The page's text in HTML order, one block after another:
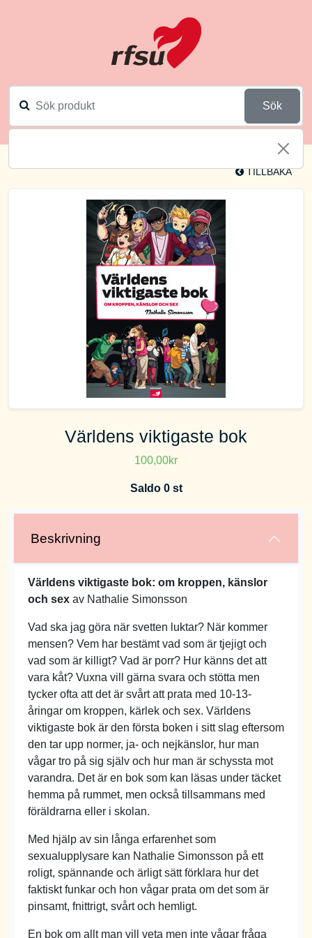
Sök
TILLBAKA
Världens viktigaste bok
100,00kr
Saldo 0 st
Beskrivning
Världens viktigaste bok: om kroppen, känslor
och sex av Nathalie Simonsson
Vad ska jag göra när svetten luktar? När kommer
mensen? Vem har bestämt vad som är tjejigt och
vad som är killigt? Vad är porr? Hur känns det att
vara kåt? Vuxna vill gärna svara och stötta men
tycker ofta att det är svårt att prata med 10-13-
åringar om kroppen, kärlek och sex. Världens
viktigaste bok är den första boken i sitt slag eftersom
den tar upp normer, ja- och nejkänslor, hur man
vågar tro på sig själv och hur man är schyssta mot
varandra. Det är en bok som kan läsas under täcket
hemma på rummet, men också tillsammans med
föräldrarna eller i skolan.
Med hjälp av sin långa erfarenhet som
sexualupplysare kan Nathalie Simonsson på ett
roligt, spännande och ärligt sätt förklara hur det
faktiskt funkar och hon vågar prata om det som är
pinsamt, fnittrigt, svårt och hemligt.
En bok om allt man vill veta men inte vågar fråga